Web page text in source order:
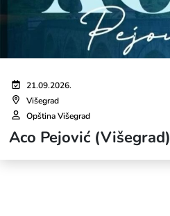
21.09.2026.
Višegrad
Opština Višegrad
Aco Pejović (Višegrad)